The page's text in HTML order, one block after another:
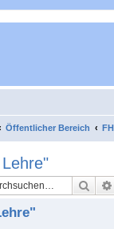
Öffentlicher Bereich
Suche